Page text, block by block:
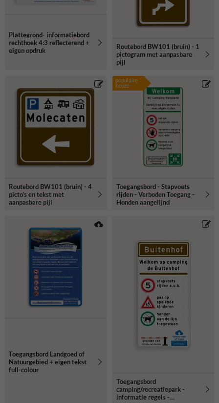
Plattegrond- informatiebord
rechthoek 4:3 reflecterend +
eigen opdruk
Routebord BW101 (bruin) - 1
pictogram met aanpasbare
pijl
Routebord BW101 (bruin) - 4
picto's en tekst met
aanpasbare pijl
populaire
keuze
Toegangsbord - Stapvoets
rijden - Verboden Toegang -
Honden aangelijnd
Toegangsbord Landgoed of
Natuurgebied + eigen tekst
full-colour
Toegangsbord
camping/recreatiepark -
informatie regels -